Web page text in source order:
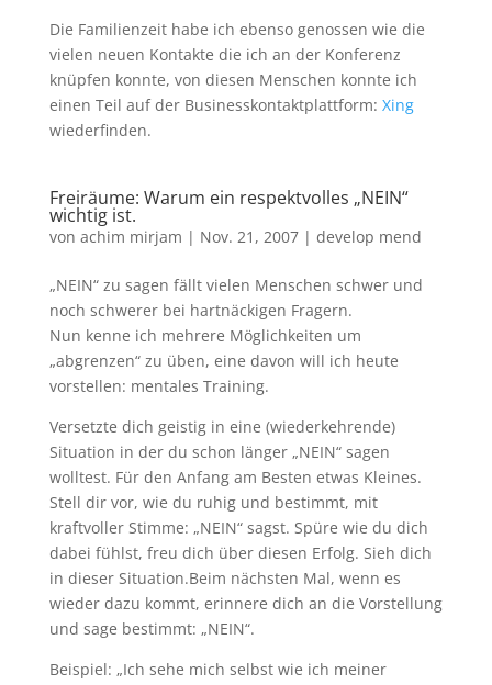
Die Familienzeit habe ich ebenso genossen wie die
vielen neuen Kontakte die ich an der Konferenz
knüpfen konnte, von diesen Menschen konnte ich
einen Teil auf der Businesskontaktplattform: Xing
wiederfinden.
Freiräume: Warum ein respektvolles „NEIN“
wichtig ist.
von achim mirjam | Nov. 21, 2007| develop mend
„NEIN“ zu sagen fällt vielen Menschen schwer und
noch schwerer bei hartnäckigen Fragern.
Nun kenne ich mehrere Möglichkeiten um
„abgrenzen“ zu üben, eine davon will ich heute
vorstellen: mentales Training.
Versetzte dich geistig in eine (wiederkehrende)
Situation in der du schon länger „NEIN“ sagen
wolltest. Für den Anfang am Besten etwas Kleines.
Stell dir vor, wie du ruhig und bestimmt, mit
kraftvoller Stimme: „NEIN“ sagst. Spüre wie du dich
dabei fühlst, freu dich über diesen Erfolg. Sieh dich
in dieser Situation.Beim nächsten Mal, wenn es
wieder dazu kommt, erinnere dich an die Vorstellung
und sage bestimmt: „NEIN“.
Beispiel: „Ich sehe mich selbst wie ich meiner